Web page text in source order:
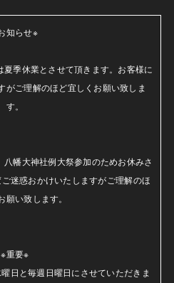
知らせ※
季休業とさせて頂きます。お客様に
がご理解のほど宜しくお願い致しま
す。
幡大神社例大祭参加のためお休みさ
迷惑おかけいたしますがご理解のほ
願い致します。
※重要※
日と毎週日曜日にさせていただきま